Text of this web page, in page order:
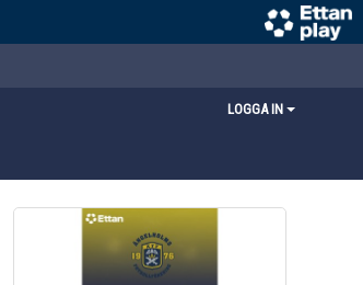
LOGGA IN